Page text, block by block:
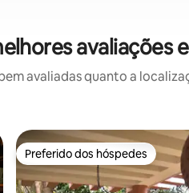
avaliações
avaliadas quanto a
Preferido dos hóspedes
Preferido dos hóspedes